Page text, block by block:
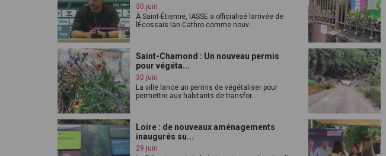
30 juin
À Saint-Étienne, lASSE a officialisé larrivée de
lÉcossais Ian Cathro comme nouv...
Saint-Chamond : Un nouveau permis
pour végéta...
30 juin
La ville lance un permis de végétaliser pour
permettre aux habitants de transfor...
Loire : de nouveaux aménagements
inaugurés su...
29 juin